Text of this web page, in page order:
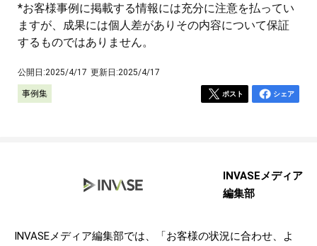
*お客様事例に掲載する情報には充分に注意を払ってい
ますが、成果には個人差がありその内容について保証
するものではありません。
公開日:2025/4/17 更新日:2025/4/17
事例集 ポスト シェア
INVASEメディア
編集部
INVASEメディア編集部では、「お客様の状況に合わせ、よ